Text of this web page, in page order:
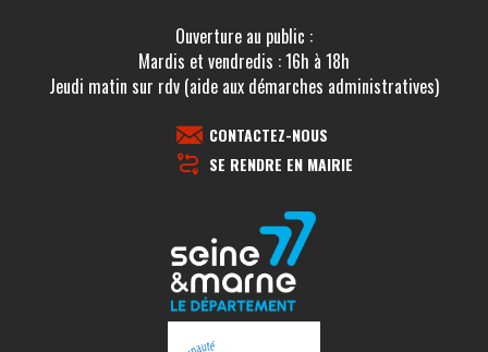
Ouverture au public :
Mardis et vendredis : 16h à 18h
Jeudi matin sur rdv (aide aux démarches administratives)
CONTACTEZ-NOUS
SE RENDRE EN MAIRIE